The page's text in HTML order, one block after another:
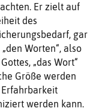
Er zielt auf
des
gar
Worten“, also
„das Wort“
Größe werden
werden kann.